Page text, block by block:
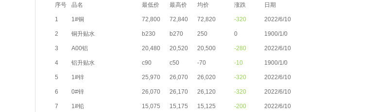
序号 品名 最低价 最高价 均价 涨跌 日期
1 1#铜 72,800 72,840 72,820 -320 2022/6/10
2 铜升贴水 b230 b270 250 0 1900/1/0
3 A00铝 20,480 20,520 20,500 -280 2022/6/10
4 铝升贴水 c90 c50 -70 -10 1900/1/0
5 1#锌 25,970 26,070 26,020 -320 2022/6/10
6 0#锌 26,070 26,170 26,120 -320 2022/6/10
7 1#铅 15,075 15,175 15,125 -200 2022/6/10